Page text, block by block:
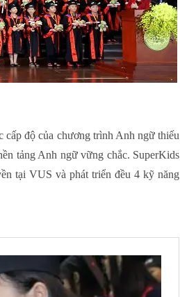
cấp độ của chương trình Anh ngữ thiếu
tảng Anh ngữ vững chắc. SuperKids
tại VUS và phát triển đều 4 kỹ năng